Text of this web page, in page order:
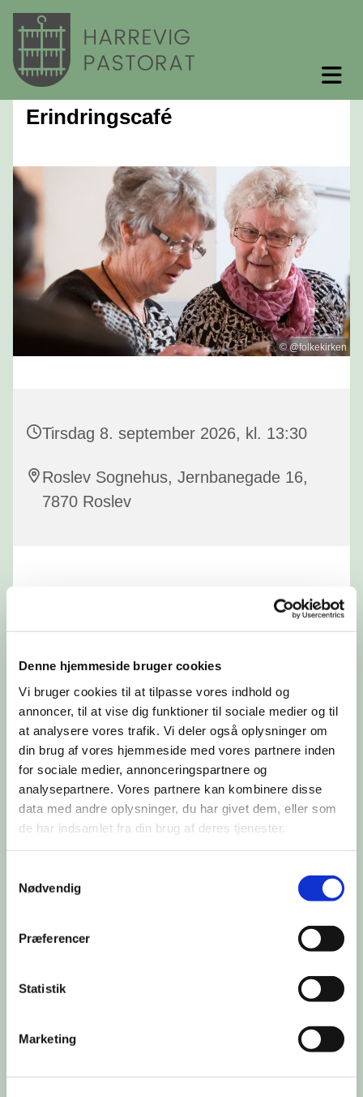
Denne hjemmeside bruger cookies
Vi bruger cookies til at tilpasse vores indhold og
annoncer, til at vise dig funktioner til sociale medier og til
at analysere vores trafik. Vi deler også oplysninger om
din brug af vores hjemmeside med vores partnere inden
for sociale medier, annonceringspartnere og
analysepartnere. Vores partnere kan kombinere disse
data med andre oplysninger, du har givet dem, eller som
de har indsamlet fra din brug af deres tjenester.
Nødvendig
Præferencer
Statistik
Marketing
Erindringscafé
© @folkekirken
Tirsdag 8. september 2026, kl. 13:30
Roslev Sognehus, Jernbanegade 16,
7870 Roslev